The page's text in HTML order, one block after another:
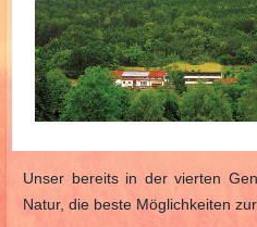
Unser bereits in der vierten
Natur, die beste Möglichkeiten